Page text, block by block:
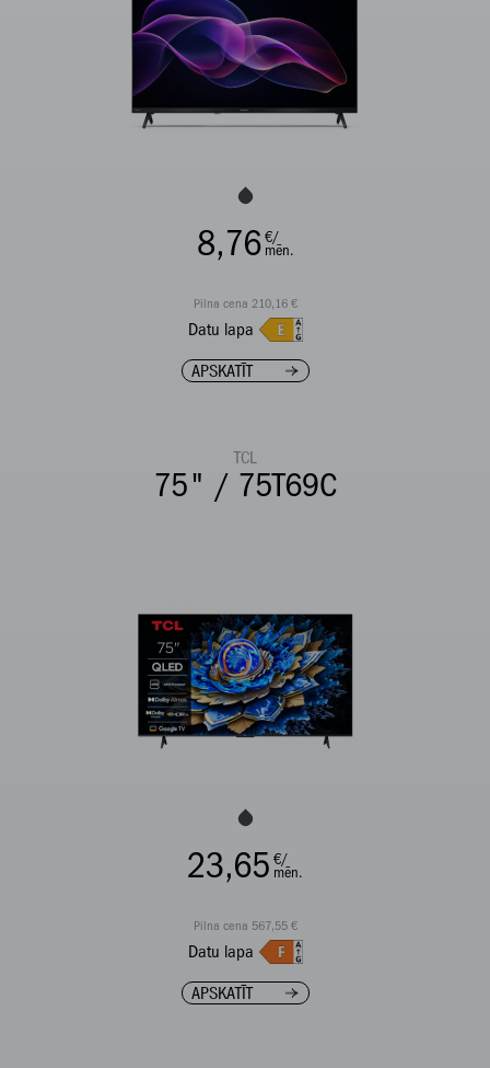
8,76 €/
mēn.
Pilna cena 210,16 €
Datu lapa
APSKATĪT
TCL
75" / 75T69C
23,65 €/
mēn.
Pilna cena 567,55 €
Datu lapa
APSKATĪT